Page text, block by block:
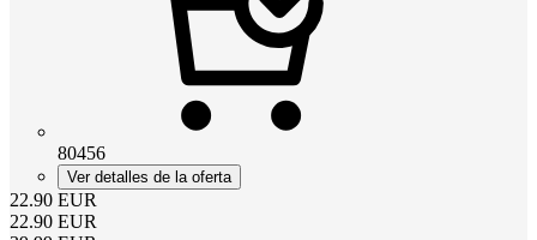
80456
Ver detalles de la oferta
22.90 EUR
22.90 EUR